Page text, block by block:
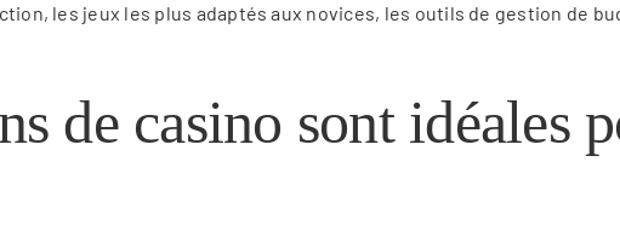
les jeux les plus adaptés aux novices, les outils de gestion de
de casino sont idéales